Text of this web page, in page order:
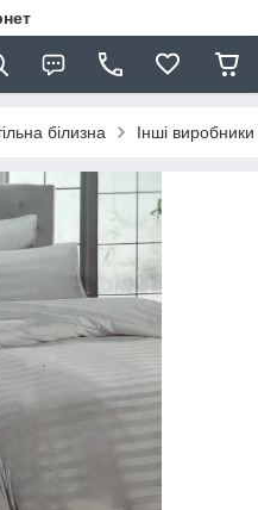
білизна Інші виробники